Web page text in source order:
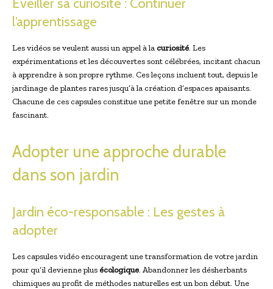
Éveiller sa curiosité : Continuer
l’apprentissage
Les vidéos se veulent aussi un appel à la curiosité. Les
expérimentations et les découvertes sont célébrées, incitant chacun
à apprendre à son propre rythme. Ces leçons incluent tout, depuis le
jardinage de plantes rares jusqu’à la création d’espaces apaisants.
Chacune de ces capsules constitue une petite fenêtre sur un monde
fascinant.
Adopter une approche durable
dans son jardin
Jardin éco-responsable : Les gestes à
adopter
Les capsules vidéo encouragent une transformation de votre jardin
pour qu’il devienne plus écologique. Abandonner les désherbants
chimiques au profit de méthodes naturelles est un bon début. Une